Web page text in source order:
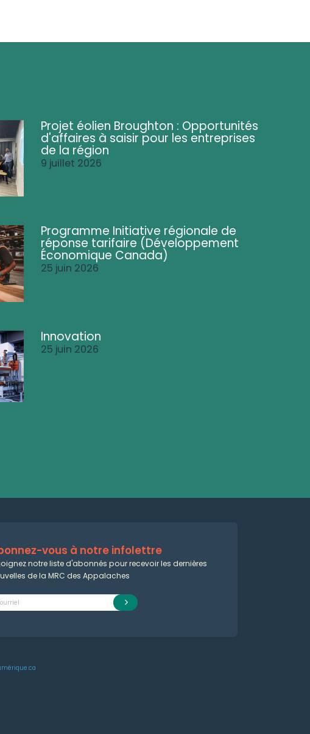
Projet éolien Broughton : Opportunités
d'affaires à saisir pour les entreprises
de la région
9 juillet 2026
Programme Initiative régionale de
réponse tarifaire (Développement
Économique Canada)
25 juin 2026
Innovation
25 juin 2026
vous à notre infolettre
notre liste d'abonnés pour recevoir les dernières
de la MRC des Appalaches